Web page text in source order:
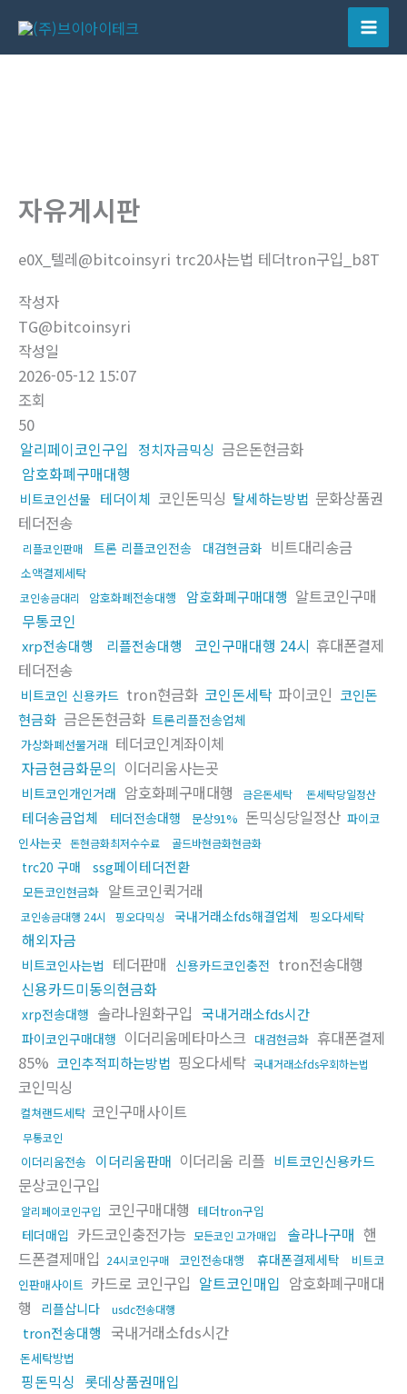
츠
Main
자유게시판
e0X_텔레@bitcoinsyri trc20사는법 테더tron구입_b8T
작성자
TG@bitcoinsyri
작성일
2026-05-12 15:07
조회
50
알리페이코인구입
정치자금믹싱 금은돈현금화
암호화폐구매대행
비트코인선물 테더이체 코인돈믹싱 탈세하는방법 문화상품권
테더전송
리플코인판매 트론 리플코인전송 대검현금화 비트대리송금
소액결제세탁
코인송금대리 암호화폐전송대행 암호화폐구매대행 알트코인구매
무통코인
xrp전송대행 리플전송대행 코인구매대행 24시 휴대폰결제
테더전송
비트코인 신용카드 tron현금화 코인돈세탁 파이코인 코인돈
현금화 금은돈현금화 트론리플전송업체
가상화폐선물거래 테더코인계좌이체
자금현금화문의 이더리움사는곳
비트코인개인거래 암호화폐구매대행 금은돈세탁 돈세탁당일정산
테더송금업체 테더전송대행 문상91% 돈믹싱당일정산 파이코
인사는곳 돈현금화최저수수료 골드바현금화현금화
trc20 구매 ssg페이테더전환
모든코인현금화 알트코인퀵거래
코인송금대행 24시 핑오다믹싱 국내거래소fds해결업체 핑오다세탁
해외자금
비트코인사는법 테더판매 신용카드코인충전 tron전송대행
신용카드미동의현금화
xrp전송대행 솔라나원화구입 국내거래소fds시간
파이코인구매대행 이더리움메타마스크 대검현금화 휴대폰결제
85% 코인추적피하는방법 핑오다세탁 국내거래소fds우회하는법
코인믹싱
컬쳐랜드세탁 코인구매사이트
무통코인
이더리움전송 이더리움판매 이더리움 리플 비트코인신용카드
문상코인구입
알리페이코인구입 코인구매대행 테더tron구입
테더매입 카드코인충전가능 모든코인 고가매입 솔라나구매 핸
드폰결제매입 24시코인구매 코인전송대행 휴대폰결제세탁
비트코
인판매사이트 카드로 코인구입 알트코인매입 암호화폐구매대
행
리플삽니다 usdc전송대행
tron전송대행 국내거래소fds시간
돈세탁방법
핑돈믹싱 롯데상품권매입